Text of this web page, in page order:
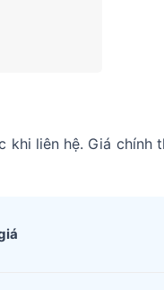
khi liên hệ. Giá chính